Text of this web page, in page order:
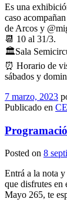
Es una
caso
de Arcos y
📆 10 al 31/3.
🏛Sala
⏰ Horario de
sábados y
7 marzo, 2023
Publicado en
Posted on 8
Entrá a la nota
que disfrutes en
Mayo 265, te